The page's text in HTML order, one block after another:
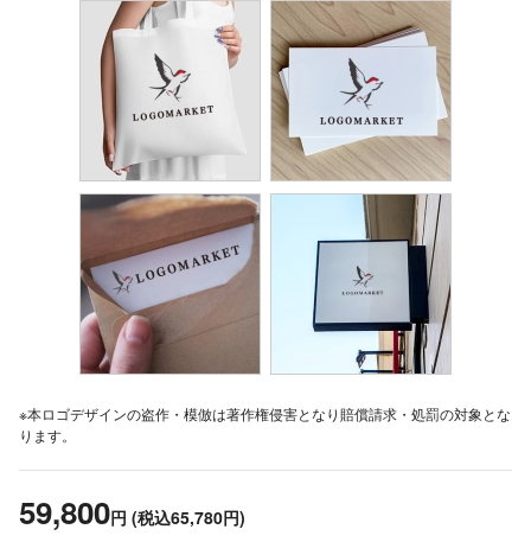
※本ロゴデザインの盗作・模倣は著作権侵害となり賠償請求・処罰の対象とな
ります。
59,800円 (税込65,780円)